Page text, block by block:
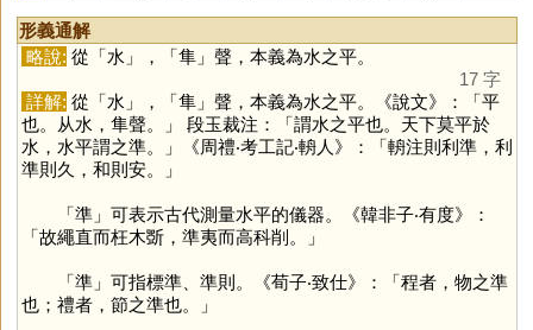
形義通解
略說: 從「水」，「隼」聲，本義為水之平。
17 字
詳解: 從「水」，「隼」聲，本義為水之平。《說文》：「平
也。从水，隼聲。」 段玉裁注：「謂水之平也。天下莫平於
水，水平謂之準。」《周禮‧考工記‧輈人》：「輈注則利準，利
準則久，和則安。」
「準」可表示古代測量水平的儀器。《韓非子‧有度》：
「故繩直而枉木斲，準夷而高科削。」
「準」可指標準、準則。《荀子‧致仕》：「程者，物之準
也；禮者，節之準也。」